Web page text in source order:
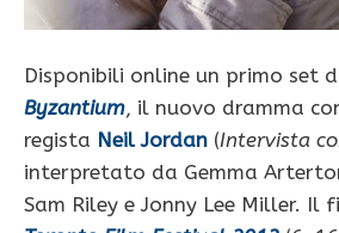
Disponibili online un primo set
Byzantium, il nuovo dramma
regista Neil Jordan (Intervista
interpretato da Gemma
Sam Riley e Jonny Lee Miller.